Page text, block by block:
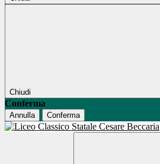
Chiudi
Conferma
Annulla Conferma